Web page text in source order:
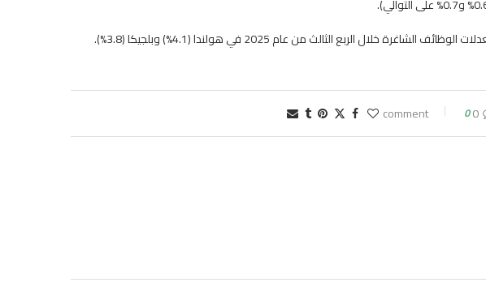
الربع الثالث من عام 2025 في هولندا (4.1%) وبلجيكا (3.8%).
0 comment
0